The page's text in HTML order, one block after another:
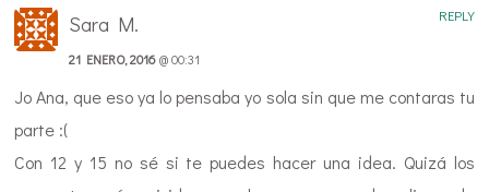
Sara M.
21 ENERO, 2016@ 00:31
Jo Ana, que eso ya lo pensaba yo sola sin que me contaras tu
parte :(
Con 12 y 15 no sé si te puedes hacer una idea. Quizá los
REPLY